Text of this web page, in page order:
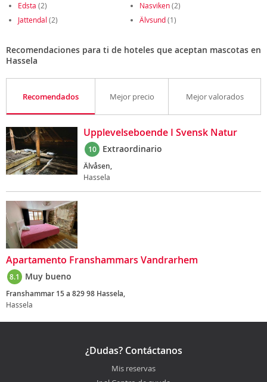
Edsta (2) Nasviken(2)
Jattendal (2) Älvsund(1)
Recomendaciones para ti de hoteles que aceptan mascotas en
Hassela
Recomendados Mejor precio Mejor valorados
Upplevelseboende I Svensk Natur
10 Extraordinario
Älvåsen,
Hassela
Apartamento Franshammars Vandrarhem
8.1 Muy bueno
Franshammar 15 a 829 98 Hassela,
Hassela
¿Dudas? Contáctanos
Mis reservas